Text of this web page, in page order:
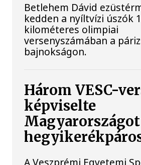
Betlehem Dávid
kedden a nyíltvízi úszók
kilométeres olimpiai
versenyszámában a
bajnokságon.
Három VESC-
képviselte
A Veszprémi Egyetemi